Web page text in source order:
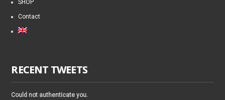
SHOP
Contact
RECENT TWEETS
Could not authenticate you.